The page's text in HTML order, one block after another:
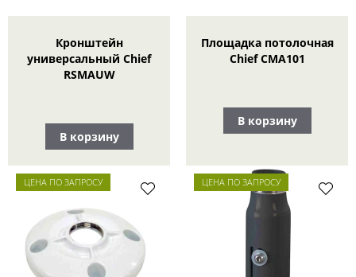
Кронштейн
универсальный Chief
RSMAUW
В корзину
Площадка потолочная
Chief CMA101
В корзину
ЦЕНА ПО ЗАПРОСУ ЦЕНА ПО ЗАПРОСУ